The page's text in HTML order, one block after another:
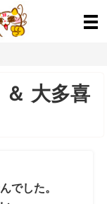
＆ 大多喜
でした。